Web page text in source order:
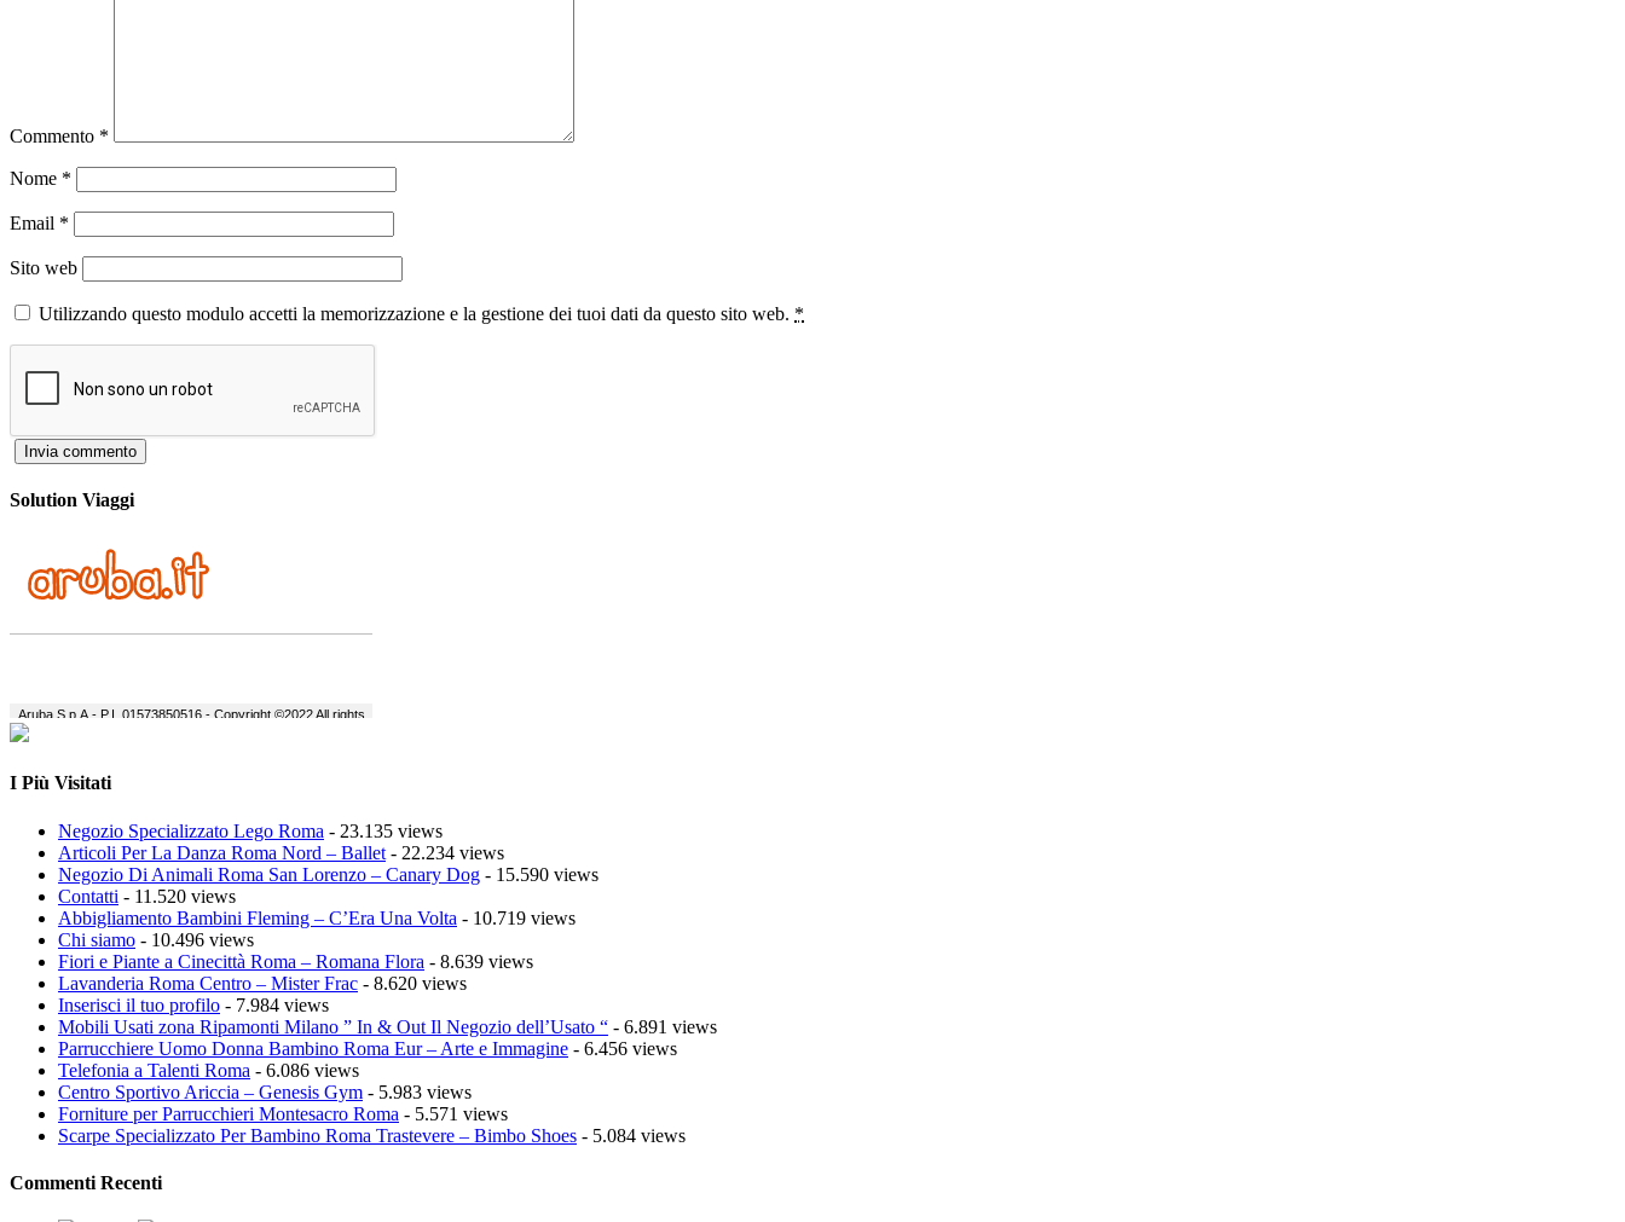
Commento *
Nome *
Email *
Sito web
Utilizzando questo modulo accetti la memorizzazione e la gestione dei tuoi dati da questo sito web. *
Solution Viaggi
I Più Visitati
Negozio Specializzato Lego Roma - 23.135 views
Articoli Per La Danza Roma Nord – Ballet - 22.234 views
Negozio Di Animali Roma San Lorenzo – Canary Dog - 15.590 views
Contatti - 11.520 views
Abbigliamento Bambini Fleming – C’Era Una Volta - 10.719 views
Chi siamo - 10.496 views
Fiori e Piante a Cinecittà Roma – Romana Flora - 8.639 views
Lavanderia Roma Centro – Mister Frac - 8.620 views
Inserisci il tuo profilo - 7.984 views
Mobili Usati zona Ripamonti Milano ” In & Out Il Negozio dell’Usato “ - 6.891 views
Parrucchiere Uomo Donna Bambino Roma Eur – Arte e Immagine - 6.456 views
Telefonia a Talenti Roma - 6.086 views
Centro Sportivo Ariccia – Genesis Gym - 5.983 views
Forniture per Parrucchieri Montesacro Roma - 5.571 views
Scarpe Specializzato Per Bambino Roma Trastevere – Bimbo Shoes - 5.084 views
Commenti Recenti